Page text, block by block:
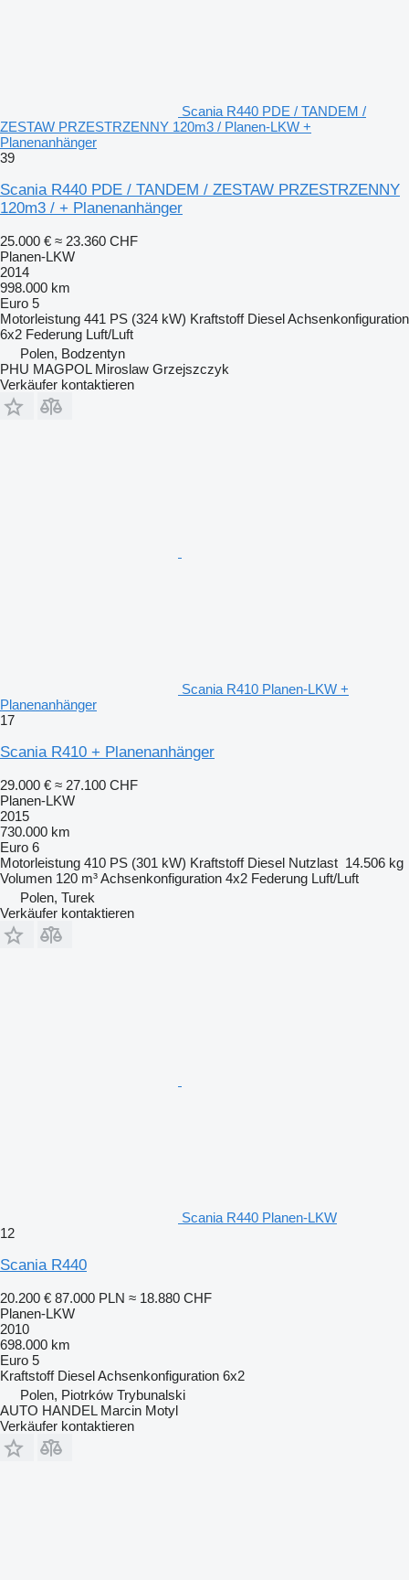
Scania R440 PDE / TANDEM /
ZESTAW PRZESTRZENNY 120m3 / Planen-LKW +
Planenanhänger
39
Scania R440 PDE / TANDEM / ZESTAW PRZESTRZENNY
120m3 / + Planenanhänger
25.000 € ≈ 23.360 CHF
Planen-LKW
2014
998.000 km
Euro 5
Motorleistung 441 PS (324 kW) Kraftstoff DieselAchsenkonfiguration
6x2 Federung Luft/Luft
Polen, Bodzentyn
PHU MAGPOL Miroslaw Grzejszczyk
Verkäufer kontaktieren
Scania R410 Planen-LKW +
Planenanhänger
17
Scania R410 + Planenanhänger
29.000 € ≈ 27.100 CHF
Planen-LKW
2015
730.000 km
Euro 6
Motorleistung 410 PS (301 kW) Kraftstoff Diesel Nutzlast 14.506 kg
Volumen 120 m³Achsenkonfiguration 4x2 Federung Luft/Luft
Polen, Turek
Verkäufer kontaktieren
Scania R440 Planen-LKW
12
Scania R440
20.200 € 87.000 PLN ≈ 18.880 CHF
Planen-LKW
2010
698.000 km
Euro 5
Kraftstoff DieselAchsenkonfiguration 6x2
Polen, Piotrków Trybunalski
AUTO HANDEL Marcin Motyl
Verkäufer kontaktieren